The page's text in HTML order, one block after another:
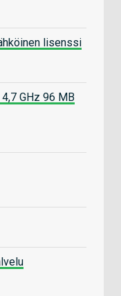
lisenssi
GHz 96 MB